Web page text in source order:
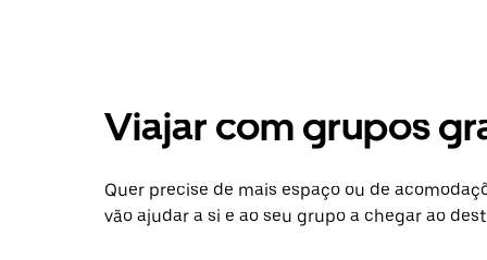
Viajar com grupos
Quer precise de mais espaço ou de
vão ajudar a si e ao seu grupo a chegar ao